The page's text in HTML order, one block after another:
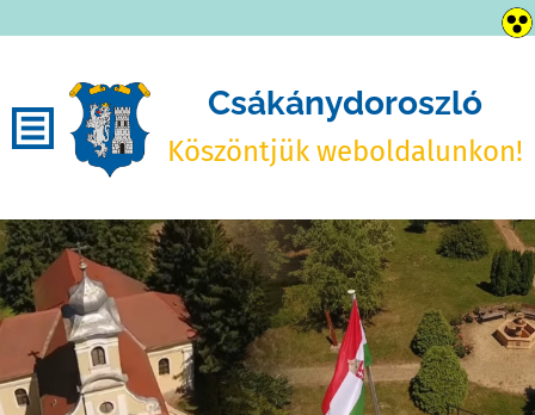
Csákánydoroszló
Köszöntjük weboldalunkon!